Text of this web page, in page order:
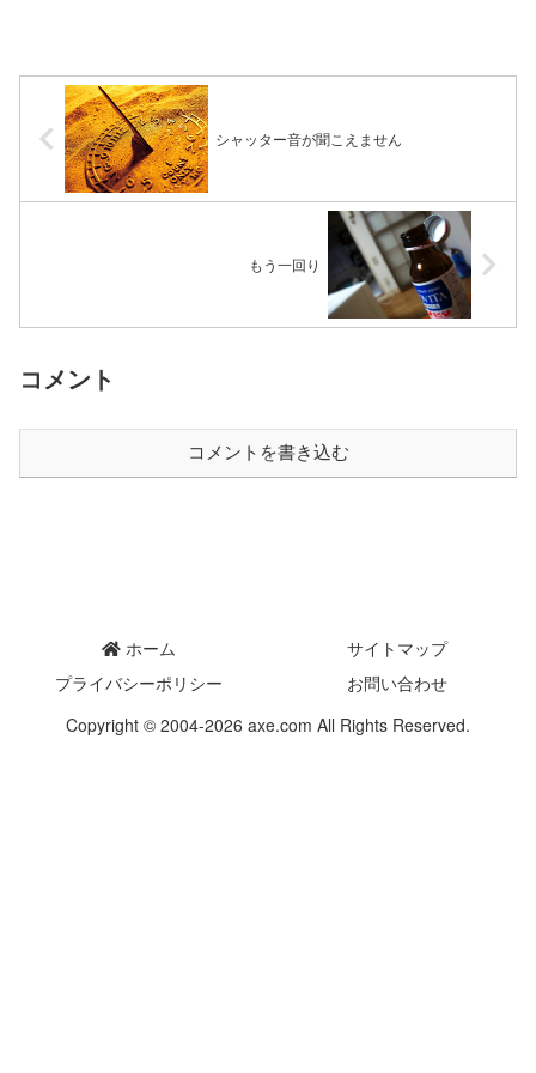
シャッター音が聞こえません
もう一回り
コメント
コメントを書き込む
ホーム
サイトマップ
プライバシーポリシー
お問い合わせ
Copyright © 2004-2026 axe.com All Rights Reserved.